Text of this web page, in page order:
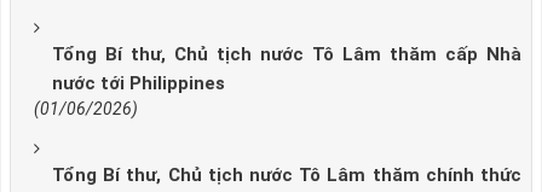
Tổng Bí thư, Chủ tịch nước Tô Lâm thăm cấp Nhà
nước tới Philippines
(01/06/2026)
Tổng Bí thư, Chủ tịch nước Tô Lâm thăm chính thức